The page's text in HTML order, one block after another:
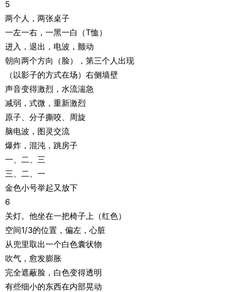
5
两个人，两张桌子
一左一右，一黑一白（T恤）
进入，退出，电波，颤动
朝向两个方向（脸），第三个人出现
（以影子的方式在场）右侧墙壁
声音变得激烈，水流湍急
减弱，式微，重新激烈
原子、分子撕咬、周旋
脑电波，图灵交流
爆炸，混沌，跳房子
一、二、三
三、二、一
金色小号举起又放下
6
关灯。他坐在一把椅子上（红色）
空间1/3的位置，偏左，心脏
从兜里取出一个白色囊状物
吹气，愈发膨胀
完全遮蔽脸，白色变得透明
有些细小的东西在内部晃动